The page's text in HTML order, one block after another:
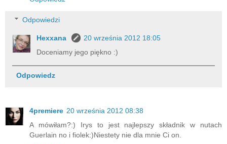
Odpowiedzi
Hexxana
20 września 2012 18:05
Doceniamy jego piękno :)
Odpowiedz
4premiere 20 września 2012 08:38
A mówiłam?:) Irys to jest najlepszy składnik w nutach
Guerlain no i fiolek:)Niestety nie dla mnie Ci on.